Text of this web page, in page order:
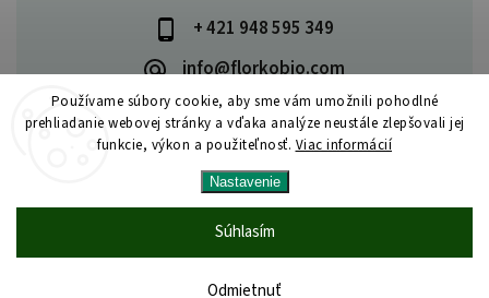
Používame súbory cookie, aby sme vám umožnili pohodlné
prehliadanie webovej stránky a vďaka analýze neustále zlepšovali jej
funkcie, výkon a použiteľnosť. Viac informácií
Nastavenie
Odmietnuť
Súhlasím
+ 421 948 595 349
info@florkobio.com
Copyright 2026Florka. Všetky práva vyhradené.
Upraviť nastavenie cookies
Shoptet | Design